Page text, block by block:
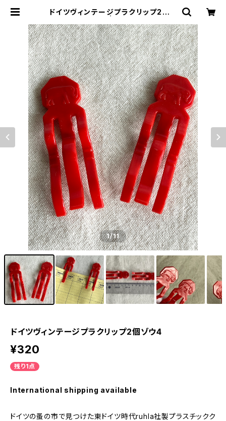
ドイツヴィンテージプラクリップ2個ゾ
1/11
ドイツヴィンテージプラクリップ2個ゾウ4
¥320
残り1点
International shipping available
ドイツの蚤の市で見つけた東ドイツ時代ruhla社製プラスチックク